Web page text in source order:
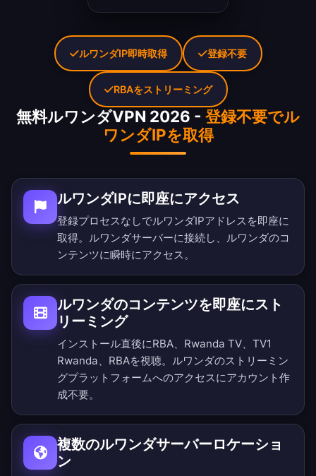
無料ルワンダVPN 2026 - 登録不要でル
ワンダIPを取得
ルワンダIPに即座にアクセス
登録プロセスなしでルワンダIPアドレスを即座に
取得。ルワンダサーバーに接続し、ルワンダのコ
ンテンツに瞬時にアクセス。
ルワンダのコンテンツを即座にスト
リーミング
インストール直後にRBA、Rwanda TV、TV1
Rwanda、RBAを視聴。ルワンダのストリーミン
グプラットフォームへのアクセスにアカウント作
成不要。
複数のルワンダサーバーロケーショ
ン
ルワンダIP即時取得 登録不要
RBAをストリーミング